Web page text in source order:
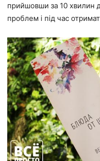
прийшовши за 10 хвилин
проблем і під час